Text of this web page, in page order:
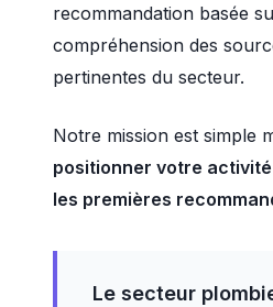
recommandation basée
compréhension des
pertinentes du secteur.
Notre mission est simple
positionner votre
les premières
Le secteur